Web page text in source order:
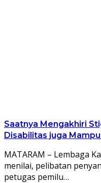
Saatnya Mengakhiri
Disabilitas juga
MATARAM – Lembaga
menilai, pelibatan
petugas pemilu…